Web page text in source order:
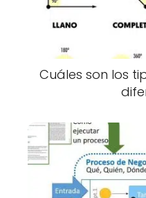
Cuáles son los